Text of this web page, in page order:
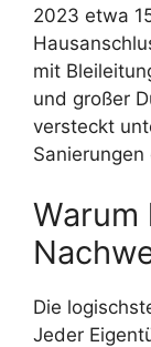
2023 etwa
mit
und großer
versteckt
Warum
Die
Jeder